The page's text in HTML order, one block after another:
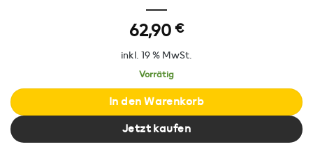
62,90 €
inkl. 19 % MwSt.
Vorrätig
In den Warenkorb
Jetzt kaufen